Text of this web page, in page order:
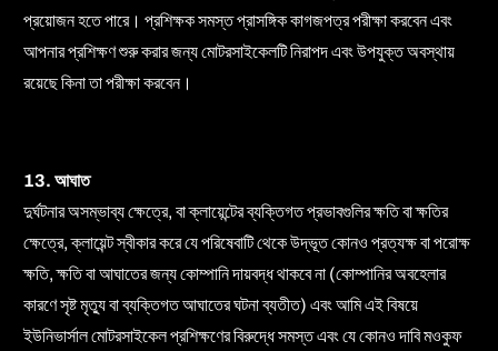
প্রয়োজন হতে পারে। প্রশিক্ষক সমস্ত প্রাসঙ্গিক কাগজপত্র পরীক্ষা করবেন এবং
আপনার প্রশিক্ষণ শুরু করার জন্য মোটরসাইকেলটি নিরাপদ এবং উপযুক্ত অবস্থায়
রয়েছে কিনা তা পরীক্ষা করবেন।
13. আঘাত
দুর্ঘটনার অসম্ভাব্য ক্ষেত্রে, বা ক্লায়েন্টের ব্যক্তিগত প্রভাবগুলির ক্ষতি বা ক্ষতির
ক্ষেত্রে, ক্লায়েন্ট স্বীকার করে যে পরিষেবাটি থেকে উদ্ভূত কোনও প্রত্যক্ষ বা পরোক্ষ
ক্ষতি, ক্ষতি বা আঘাতের জন্য কোম্পানি দায়বদ্ধ থাকবে না (কোম্পানির অবহেলার
কারণে সৃষ্ট মৃত্যু বা ব্যক্তিগত আঘাতের ঘটনা ব্যতীত) এবং আমি এই বিষয়ে
ইউনিভার্সাল মোটরসাইকেল প্রশিক্ষণের বিরুদ্ধে সমস্ত এবং যে কোনও দাবি মওকুফ